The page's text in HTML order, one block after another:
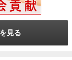
見る